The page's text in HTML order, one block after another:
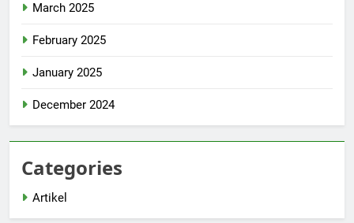
March 2025
February 2025
January 2025
December 2024
Categories
Artikel